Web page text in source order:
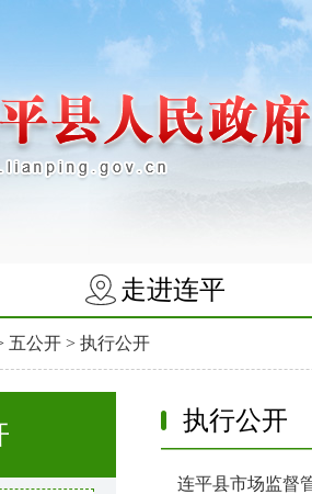
走进连平
五公开 > 执行公开
执行公开
连平县市场监督